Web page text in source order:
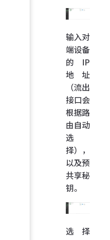
输入对
端设备
的 IP
地址
（流出
接口会
根据路
由自动
选
择），
以及预
共享秘
钥。
选择